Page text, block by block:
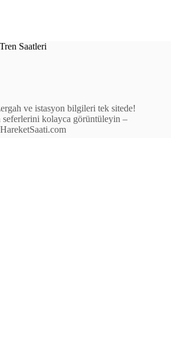
Tren Saatleri
ve istasyon bilgileri tek sitede!
kolayca görüntüleyin –